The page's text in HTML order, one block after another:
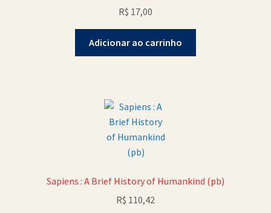
R$ 17,00
Adicionar ao carrinho
Sapiens : A Brief History of Humankind (pb)
R$ 110,42